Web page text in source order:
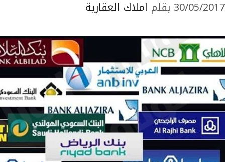
30/05/2017 بقلم املاك العقارية